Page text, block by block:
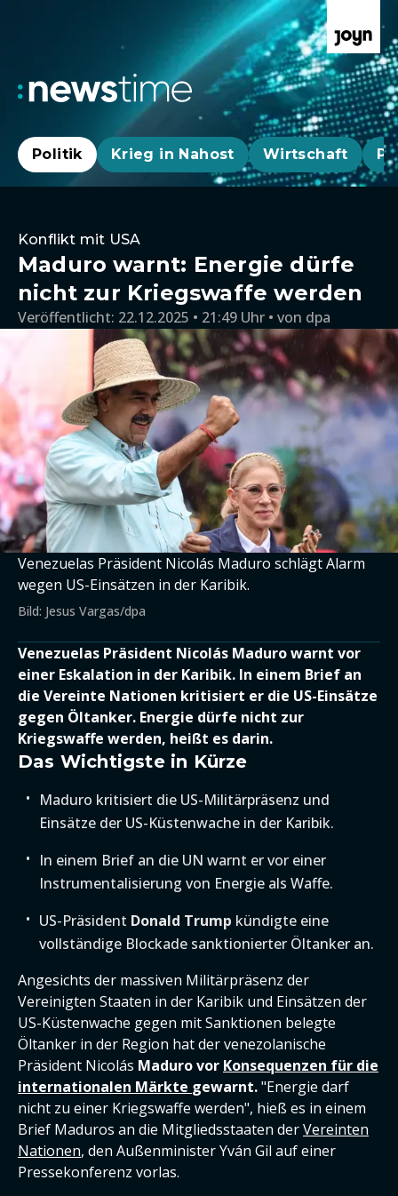
Politik Krieg in Nahost Wirtschaft
Konflikt mit USA
Maduro warnt: Energie dürfe
nicht zur Kriegswaffe werden
Veröffentlicht: 22.12.2025 • 21:49 Uhr von dpa
Venezuelas Präsident Nicolás Maduro schlägt Alarm
wegen US-Einsätzen in der Karibik.
Bild: Jesus Vargas/dpa
Venezuelas Präsident Nicolás Maduro warnt vor
einer Eskalation in der Karibik. In einem Brief an
die Vereinte Nationen kritisiert er die US-Einsätze
gegen Öltanker. Energie dürfe nicht zur
Kriegswaffe werden, heißt es darin.
Das Wichtigste in Kürze
Maduro kritisiert die US-Militärpräsenz und
Einsätze der US-Küstenwache in der Karibik.
In einem Brief an die UN warnt er vor einer
Instrumentalisierung von Energie als Waffe.
US-Präsident Donald Trump kündigte eine
vollständige Blockade sanktionierter Öltanker an.
Angesichts der massiven Militärpräsenz der
Vereinigten Staaten in der Karibik und Einsätzen der
US-Küstenwache gegen mit Sanktionen belegte
Öltanker in der Region hat der venezolanische
Präsident Nicolás Maduro vor Konsequenzen für die
internationalen Märkte gewarnt."Energie darf
nicht zu einer Kriegswaffe werden", hieß es in einem
Brief Maduros an die Mitgliedsstaaten derVereinten
Nationen, den Außenminister Yván Gil auf einer
Pressekonferenz vorlas.